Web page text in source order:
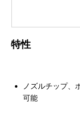
特性
ノズルチップ、
可能